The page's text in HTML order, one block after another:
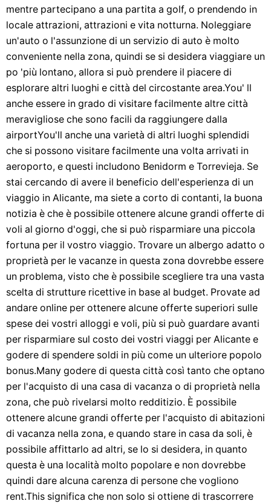
mentre partecipano a una partita a golf, o prendendo in
locale attrazioni, attrazioni e vita notturna. Noleggiare
un'auto o l'assunzione di un servizio di auto è molto
conveniente nella zona, quindi se si desidera viaggiare un
po 'più lontano, allora si può prendere il piacere di
esplorare altri luoghi e città del circostante area.You' ll
anche essere in grado di visitare facilmente altre città
meravigliose che sono facili da raggiungere dalla
airportYou'll anche una varietà di altri luoghi splendidi
che si possono visitare facilmente una volta arrivati ​​in
aeroporto, e questi includono Benidorm e Torrevieja. Se
stai cercando di avere il beneficio dell'esperienza di un
viaggio in Alicante, ma siete a corto di contanti, la buona
notizia è che è possibile ottenere alcune grandi offerte di
voli al giorno d'oggi, che si può risparmiare una piccola
fortuna per il vostro viaggio. Trovare un albergo adatto o
proprietà per le vacanze in questa zona dovrebbe essere
un problema, visto che è possibile scegliere tra una vasta
scelta di strutture ricettive in base al budget. Provate ad
andare online per ottenere alcune offerte superiori sulle
spese dei vostri alloggi e voli, più si può guardare avanti
per risparmiare sul costo dei vostri viaggi per Alicante e
godere di spendere soldi in più come un ulteriore popolo
bonus.Many godere di questa città così tanto che optano
per l'acquisto di una casa di vacanza o di proprietà nella
zona, che può rivelarsi molto redditizio. È possibile
ottenere alcune grandi offerte per l'acquisto di abitazioni
di vacanza nella zona, e quando stare in casa da soli, è
possibile affittarlo ad altri, se lo si desidera, in quanto
questa è una località molto popolare e non dovrebbe
quindi dare alcuna carenza di persone che vogliono
rent.This significa che non solo si ottiene di trascorrere